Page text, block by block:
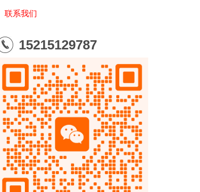
联系我们
15215129787